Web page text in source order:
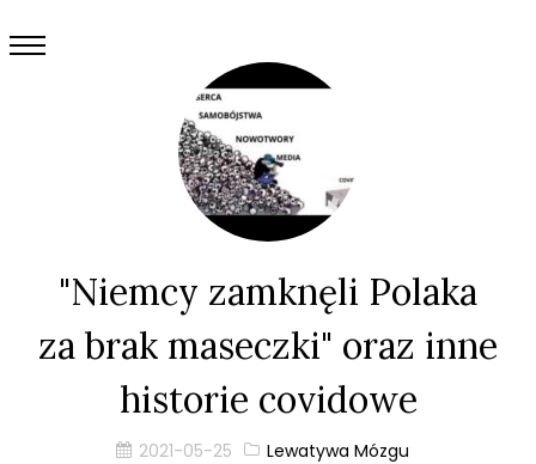
"Niemcy zamknęli Polaka
za brak maseczki" oraz inne
historie covidowe
2021-05-25 Lewatywa Mózgu